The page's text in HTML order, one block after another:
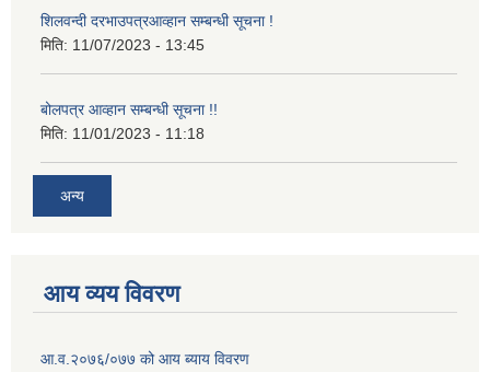
शिलवन्दी दरभाउपत्रआव्हान सम्बन्धी सूचना !
मिति: 11/07/2023 - 13:45
बोलपत्र आव्हान सम्बन्धी सूचना !!
मिति: 11/01/2023 - 11:18
अन्य
आय व्यय विवरण
आ.व.२०७६/०७७ को आय ब्याय विवरण